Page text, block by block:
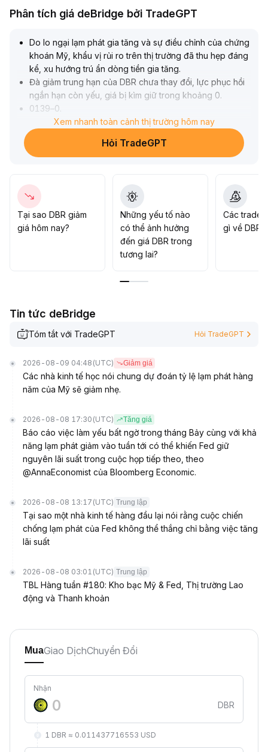
Phân tích giá deBridge bởi TradeGPT
Do lo ngại lạm phát gia tăng và sự điều chỉnh của chứng
khoán Mỹ, khẩu vị rủi ro trên thị trường đã thu hẹp đáng
kể, xu hướng trú ẩn dòng tiền gia tăng.
Đà giảm trung hạn của DBR chưa thay đổi, lực phục hồi
ngắn hạn còn yếu, giá bị kìm giữ trong khoảng 0.
0139–0
Sau khi số liệu việc làm phi nông nghiệp được công bố,
nếu khẩu vị rủi ro không được cải thiện, dự kiến DBR sẽ
kháng cự 0
0146–0
0148.
Khuyến nghị tiếp tục quan sát, chờ các sự kiện vĩ mô
quan trọng xác định xu hướng, ưu tiên chiến lược phòng
Xem nhanh toàn cảnh thị trường hôm nay
Hỏi TradeGPT
Tại sao DBR giảm
giá hôm nay?
Những yếu tố nào
có thể ảnh hưởng
đến giá DBR trong
tương lai?
Các trader
gì về DBR?
Tin tức deBridge
Tóm tắt với TradeGPT Hỏi TradeGPT
2026-08-09 04:48 (UTC) Giảm giá
Các nhà kinh tế học nói chung dự đoán tỷ lệ lạm phát hàng
năm của Mỹ sẽ giảm nhẹ.
2026-08-08 17:30 (UTC) Tăng giá
Báo cáo việc làm yếu bất ngờ trong tháng Bảy cùng với khả
năng lạm phát giảm vào tuần tới có thể khiến Fed giữ
nguyên lãi suất trong cuộc họp tiếp theo, theo
@AnnaEconomist của Bloomberg Economic.
2026-08-08 13:17 (UTC) Trung lập
Tại sao một nhà kinh tế hàng đầu lại nói rằng cuộc chiến
chống lạm phát của Fed không thể thắng chỉ bằng việc tăng
lãi suất
2026-08-08 03:01 (UTC) Trung lập
TBL Hàng tuần #180: Kho bạc Mỹ & Fed, Thị trường Lao
động và Thanh khoản
MuaGiao DịchChuyển Đổi
Nhận
DBR
1 DBR ≈ 0.011437716553 USD